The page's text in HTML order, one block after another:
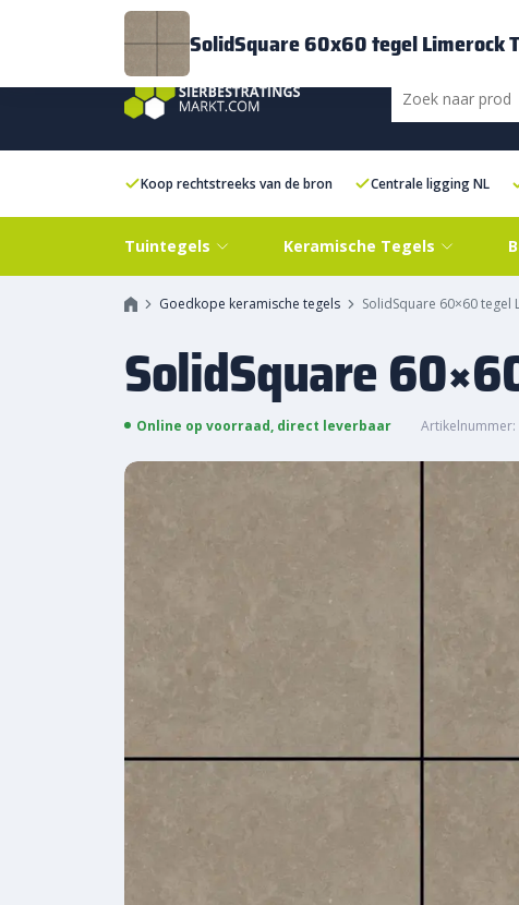
Koop rechtstreeks van de bron Centrale ligging NL
Tuintegels Keramische Tegels
Goedkope keramische tegels SolidSquare 60×60 tegel
SolidSquare
Online op voorraad, direct leverbaar Artikelnummer:
SolidSquare 60x60 tegel Limerock